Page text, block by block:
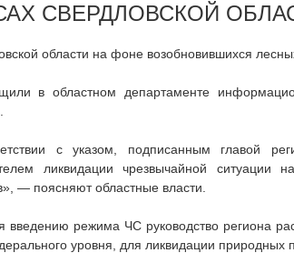
СВЕРДЛОВСКОЙ
области на фоне возобновившихся
в областном департаменте
с указом, подписанным главой
ликвидации чрезвычайной ситуации
— поясняют областные власти.
введению режима ЧС руководство региона
уровня, для ликвидации природных